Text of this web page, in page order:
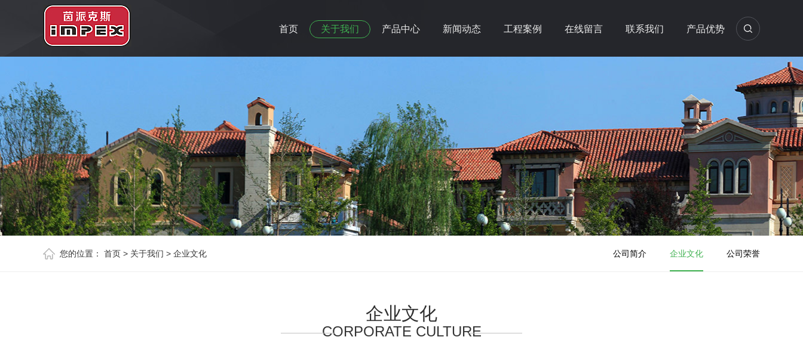
首页 关于我们 产品中心 新闻动态 工程案例 在线留言 联系我们 产品优势
您的位置： 首页 > 关于我们 > 企业文化 公司简介 企业文化 公司荣誉
企业文化
CORPORATE CULTURE